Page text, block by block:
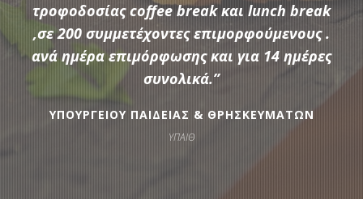
ΠΕΡΙΣΣΟΤΕΡΑ
τροφοδοσίας coffee break και lunch break
,σε 200 συμμετέχοντες επιμορφούμενους .
ανά ημέρα επιμόρφωσης και για 14 ημέρες
συνολικά.”
ΥΠΟΥΡΓΕΙΟΥ ΠΑΙΔΕΙΑΣ & ΘΡΗΣΚΕΥΜΑΤΩΝ
ΥΠΑΙΘ